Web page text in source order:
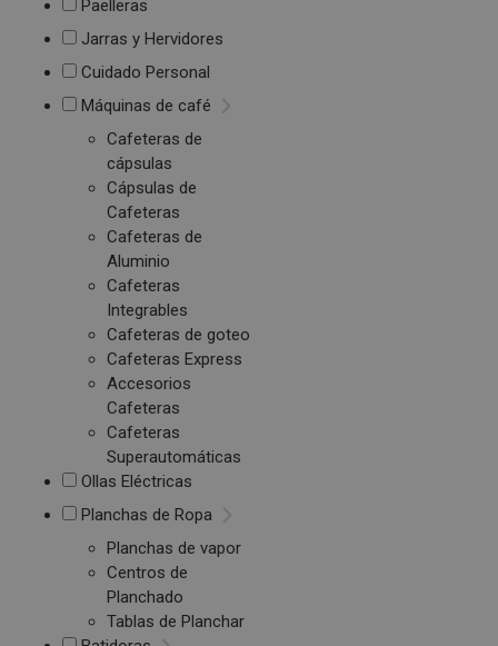
Paelleras
Jarras y Hervidores
Cuidado Personal
Máquinas de café
Cafeteras de
cápsulas
Cápsulas de
Cafeteras
Cafeteras de
Aluminio
Cafeteras
Integrables
Cafeteras de goteo
Cafeteras Express
Accesorios
Cafeteras
Cafeteras
Superautomáticas
Ollas Eléctricas
Planchas de Ropa
Planchas de vapor
Centros de
Planchado
Tablas de Planchar